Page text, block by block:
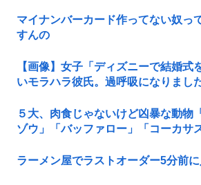
マイナンバーカード作ってない奴っ
すんの
【画像】女子「ディズニーで結婚式
いモラハラ彼氏。過呼吸になりまし
５大、肉食じゃないけど凶暴な動物
ゾウ」「バッファロー」「コーカサ
ラーメン屋でラストオーダー5分前